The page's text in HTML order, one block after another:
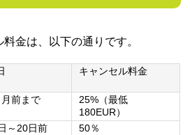
金は、以下の通りです。
キャンセル料金
前まで
25%（最低
180EUR）
～20日前
50％